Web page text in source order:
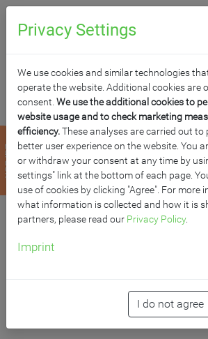
zurück SCHUTZWAND
ACRYLGLAS,
DMT AC
B/H/T: 150x120x50 cm
Artikelnummer: DMT AC2
Privacy Settings
We use cookies and similar technologies
operate the website. Additional cookies are
consent. We use the additional cookies to
website usage and to check marketing
efficiency.These analyses are carried out to
better user experience on the website. You
or withdraw your consent at any time by
settings" link at the bottom of each page.
use of cookies by clicking "Agree". For more
what information is collected and how it is
partners, please read our Privacy Policy.
Imprint
I do not agree